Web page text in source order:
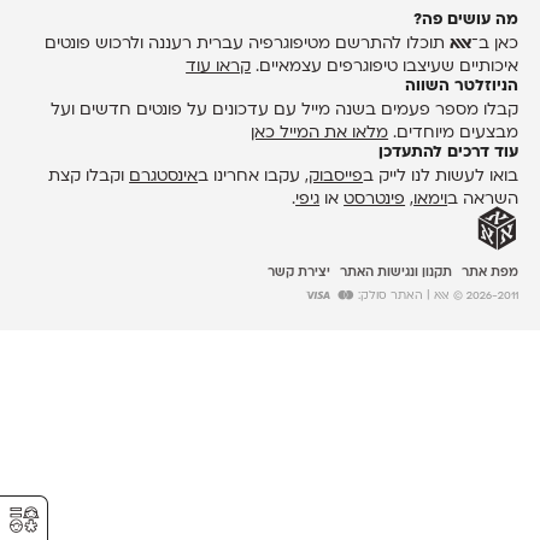
מה עושים פה?
כאן ב־אאאתוכלו להתרשם מטיפוגרפיה עברית רעננה ולרכוש פונטים
איכותיים שעיצבו טיפוגרפים עצמאיים. קראו עוד
הניוזלטר השווה
קבלו מספר פעמים בשנה מייל עם עדכונים על פונטים חדשים ועל
מבצעים מיוחדים. מלאו את המייל כאן
עוד דרכים להתעדכן
בואו לעשות לנו לייק בפייסבוק, עקבו אחרינו באינסטגרם
וקבלו קצת
השראה בוימאו , פינטרסטאו גיפי.
מפת אתר תקנון ונגישות האתר יצירת קשר
2026-2011 © אאא | האתר סולק:
⚥︎